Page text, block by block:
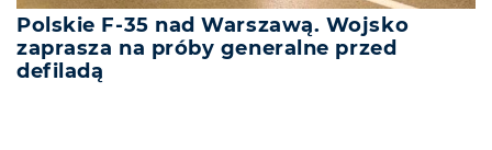
Polskie F-35 nad Warszawą. Wojsko
zaprasza na próby generalne przed
defiladą